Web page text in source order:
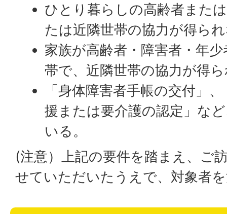
ひとり暮らしの高齢者また
たは近隣世帯の協力が得ら
家族が高齢者・障害者・年
帯で、近隣世帯の協力が得
「身体障害者手帳の交付」
援または要介護の認定」な
いる。
(注意）上記の要件を踏まえ、ご
せていただいたうえで、対象者